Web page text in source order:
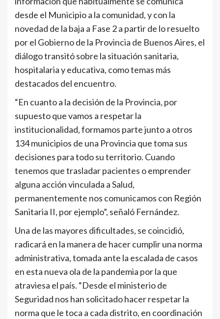
desde el Municipio a la comunidad, y con la
novedad de la baja a Fase 2 a partir de lo resuelto
por el Gobierno de la Provincia de Buenos Aires, el
diálogo transitó sobre la situación sanitaria,
hospitalaria y educativa, como temas más
destacados del encuentro.
“En cuanto a la decisión de la Provincia, por
supuesto que vamos a respetar la
institucionalidad, formamos parte junto a otros
134 municipios de una Provincia que toma sus
decisiones para todo su territorio. Cuando
tenemos que trasladar pacientes o emprender
alguna acción vinculada a Salud,
permanentemente nos comunicamos con Región
Sanitaria II, por ejemplo”, señaló Fernández.
Una de las mayores dificultades, se coincidió,
radicará en la manera de hacer cumplir una norma
administrativa, tomada ante la escalada de casos
en esta nueva ola de la pandemia por la que
atraviesa el país. “Desde el ministerio de
Seguridad nos han solicitado hacer respetar la
norma que le toca a cada distrito, en coordinación